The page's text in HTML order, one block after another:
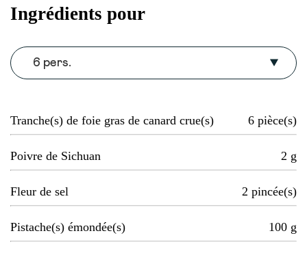
Ingrédients pour
6 pers.
Tranche(s) de foie gras de canard crue(s) 6 pièce(s)
Poivre de Sichuan 2 g
Fleur de sel 2 pincée(s)
Pistache(s) émondée(s) 100 g